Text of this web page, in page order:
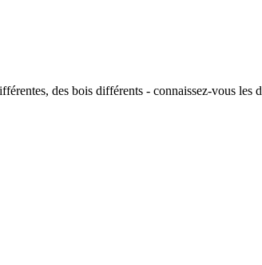
des bois différents - connaissez-vous